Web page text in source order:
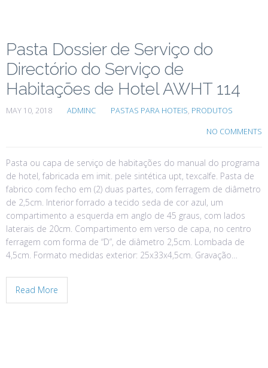
Pasta Dossier de Serviço do
Directório do Serviço de
Habitações de Hotel AWHT 114
MAY 10, 2018 ADMINC PASTAS PARA HOTEIS, PRODUTOS
NO COMMENTS
Pasta ou capa de serviço de habitações do manual do programa
de hotel, fabricada em imit. pele sintética upt, texcalfe. Pasta de
fabrico com fecho em (2) duas partes, com ferragem de diâmetro
de 2,5cm. Interior forrado a tecido seda de cor azul, um
compartimento a esquerda em anglo de 45 graus, com lados
laterais de 20cm. Compartimento em verso de capa, no centro
ferragem com forma de “D”, de diâmetro 2,5cm. Lombada de
4,5cm. Formato medidas exterior: 25x33x4,5cm. Gravação…
Read More